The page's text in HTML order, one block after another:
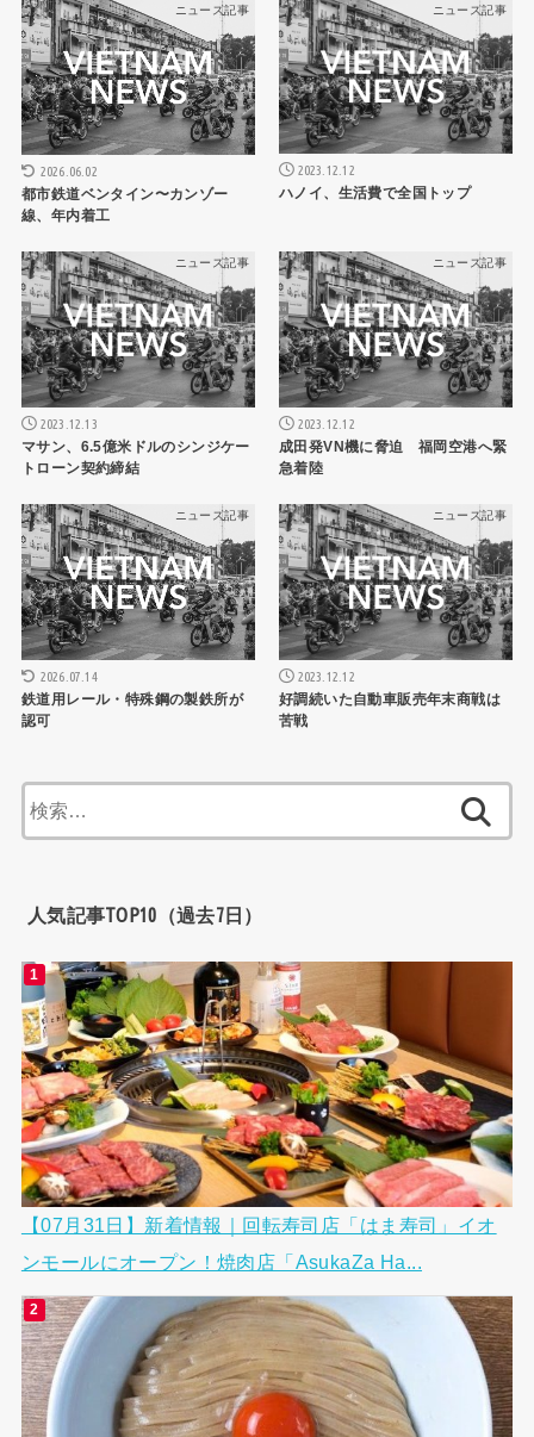
ニュース記事
2026.06.02
都市鉄道ベンタイン〜カンゾー
線、年内着工
ニュース記事
2023.12.12
ハノイ、生活費で全国トップ
ニュース記事
2023.12.13
マサン、6.5億米ドルのシンジケー
トローン契約締結
ニュース記事
2023.12.12
成田発VN機に脅迫 福岡空港へ緊
急着陸
ニュース記事
2026.07.14
鉄道用レール・特殊鋼の製鉄所が
認可
ニュース記事
2023.12.12
好調続いた自動車販売年末商戦は
苦戦
索:
人気記事TOP10（過去7日）
【07月31日】新着情報｜回転寿司店「はま寿司」イオ
ンモールにオープン！焼肉店「AsukaZa Ha...